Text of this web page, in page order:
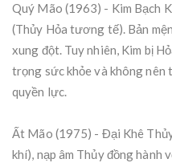
Quý Mão (1963) - Kim Bạch
(Thủy Hỏa tương tế). Bản
xung đột. Tuy nhiên, Kim bị
trọng sức khỏe và không nên
quyền lực.
Ất Mão (1975) - Đại Khê
khí), nạp âm Thủy đồng hành